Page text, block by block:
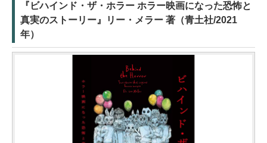
『ビハインド・ザ・ホラー ホラー映画になった恐怖と
真実のストーリー』リー・メラー 著（青土社/2021
年）